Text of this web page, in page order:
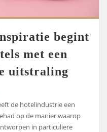
begint
met een
uitstraling
de hotelindustrie een
op de manier waarop
in particuliere